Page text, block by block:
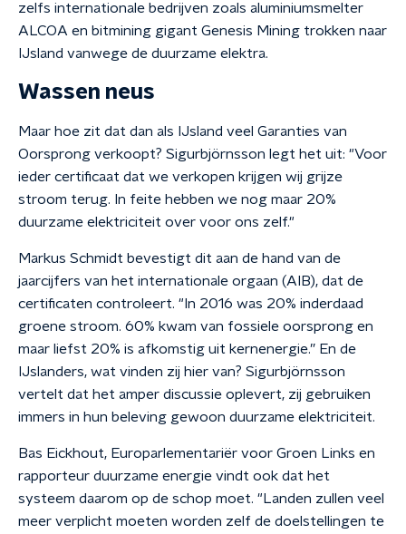
zelfs internationale bedrijven zoals aluminiumsmelter
ALCOA en bitmining gigant Genesis Mining trokken naar
IJsland vanwege de duurzame elektra.
Wassen neus
Maar hoe zit dat dan als IJsland veel Garanties van
Oorsprong verkoopt? Sigurbjörnsson legt het uit: "Voor
ieder certificaat dat we verkopen krijgen wij grijze
stroom terug. In feite hebben we nog maar 20%
duurzame elektriciteit over voor ons zelf."
Markus Schmidt bevestigt dit aan de hand van de
jaarcijfers van het internationale orgaan (AIB), dat de
certificaten controleert. "In 2016 was 20% inderdaad
groene stroom. 60% kwam van fossiele oorsprong en
maar liefst 20% is afkomstig uit kernenergie.” En de
IJslanders, wat vinden zij hier van? Sigurbjörnsson
vertelt dat het amper discussie oplevert, zij gebruiken
immers in hun beleving gewoon duurzame elektriciteit.
Bas Eickhout, Europarlementariër voor Groen Links en
rapporteur duurzame energie vindt ook dat het
systeem daarom op de schop moet. "Landen zullen veel
meer verplicht moeten worden zelf de doelstellingen te